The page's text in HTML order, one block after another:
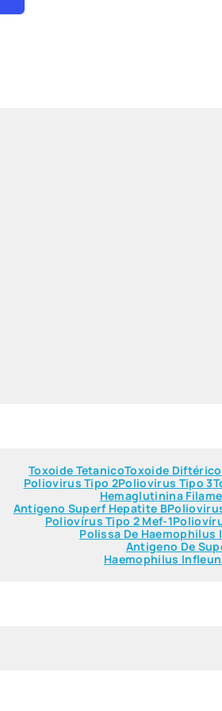
Toxoide TetanicoToxoide Diftérico
Poliovirus Tipo 2Poliovirus Tipo 3
Hemaglutinina
Antigeno Superf Hepatite B
Poliovírus Tipo 2 Mef-1
Polissa De Haemophilus
Antigeno De
Haemophilus